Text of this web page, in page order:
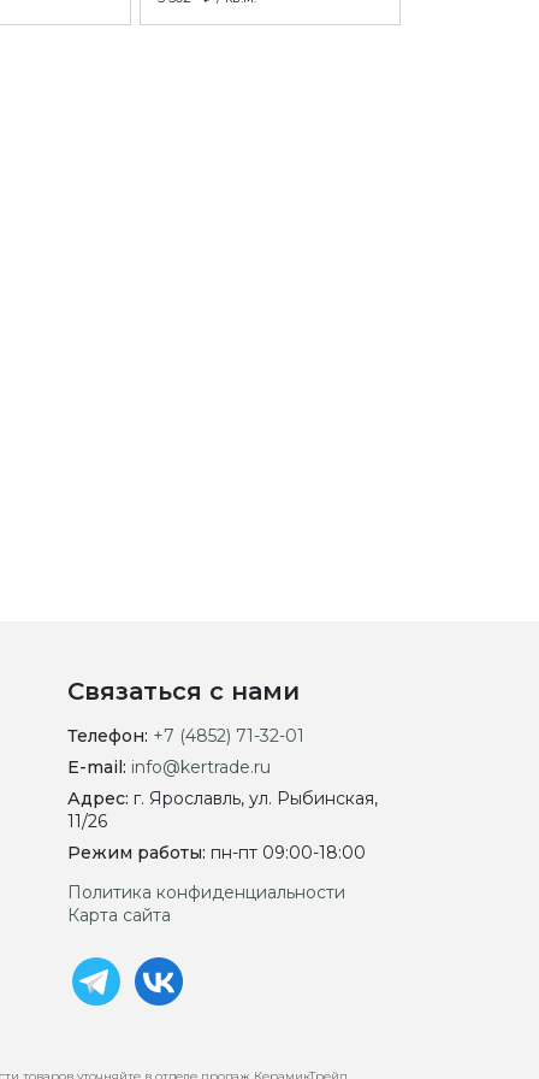
Связаться с нами
Телефон: +7 (4852) 71-32-01
E-mail: info@kertrade.ru
Адрес: г. Ярославль, ул. Рыбинская,
11/26
Режим работы: пн-пт 09:00-18:00
Политика конфиденциальности
Карта сайта